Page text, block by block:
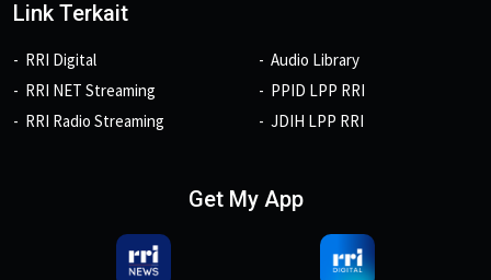
Link Terkait
RRI Digital
RRI NET Streaming
RRI Radio Streaming
Audio Library
PPID LPP RRI
JDIH LPP RRI
Get My App